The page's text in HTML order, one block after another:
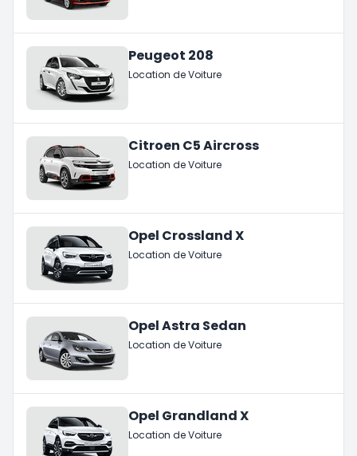
Peugeot 208
Location de Voiture
Citroen C5 Aircross
Location de Voiture
Opel Crossland X
Location de Voiture
Opel Astra Sedan
Location de Voiture
Opel Grandland X
Location de Voiture